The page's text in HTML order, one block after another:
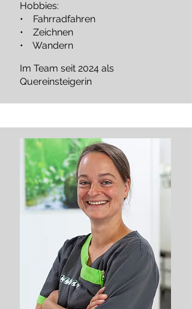
Hobbies:
• Fahrradfahren
• Zeichnen
• Wandern
Im Team seit 2024 als
Quereinsteigerin